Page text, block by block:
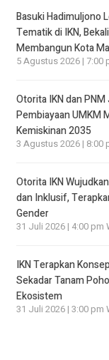
Basuki Hadimuljono
Tematik di IKN,
Membangun Kota
5 Agustus 2026 | 7:00
Otorita IKN dan
Pembiayaan UMKM
Kemiskinan 2035
3 Agustus 2026 | 8:00
Otorita IKN
dan Inklusif,
Gender
31 Juli 2026 | 4:00 pm
IKN Terapkan
Sekadar Tanam
Ekosistem
31 Juli 2026 | 3:00 pm